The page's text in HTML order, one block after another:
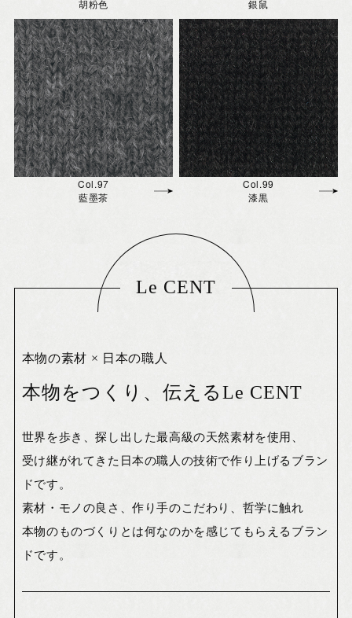
胡粉色
銀鼠
Col.97
藍墨茶
Col.99
漆黒
Le CENT
本物の素材 × 日本の職人
本物をつくり、伝えるLe CENT
世界を歩き、探し出した最高級の天然素材を使用、
受け継がれてきた日本の職人の技術で作り上げるブラン
ドです。
素材・モノの良さ、作り手のこだわり、哲学に触れ
本物のものづくりとは何なのかを感じてもらえるブラン
ドです。